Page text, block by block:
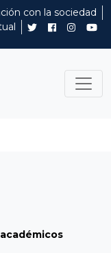
con la sociedad